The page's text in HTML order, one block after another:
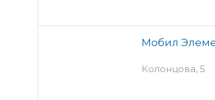
Мобил
Колонцова, 5